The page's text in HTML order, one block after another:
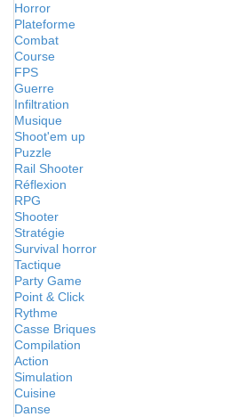
Horror
Plateforme
Combat
Course
FPS
Guerre
Infiltration
Musique
Shoot'em up
Puzzle
Rail Shooter
Réflexion
RPG
Shooter
Stratégie
Survival horror
Tactique
Party Game
Point & Click
Rythme
Casse Briques
Compilation
Action
Simulation
Cuisine
Danse